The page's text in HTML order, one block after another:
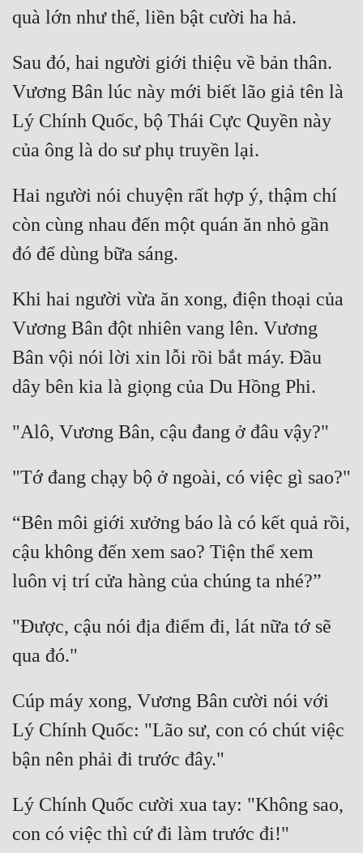
Sau đó, hai người giới thiệu về bản thân.
Vương Bân lúc này mới biết lão giả tên là
Lý Chính Quốc, bộ Thái Cực Quyền này
Hai người nói chuyện rất hợp ý, thậm chí
còn cùng nhau đến một quán ăn nhỏ gần
Khi hai người vừa ăn xong, điện thoại của
Vương Bân đột nhiên vang lên. Vương
Bân vội nói lời xin lỗi rồi bắt máy. Đầu
“Bên môi giới xưởng báo là có kết quả rồi,
cậu không đến xem sao? Tiện thể xem
"Được, cậu nói địa điểm đi, lát nữa tớ sẽ
Cúp máy xong, Vương Bân cười nói với
Lý Chính Quốc: "Lão sư, con có chút việc
Lý Chính Quốc cười xua tay: "Không sao,